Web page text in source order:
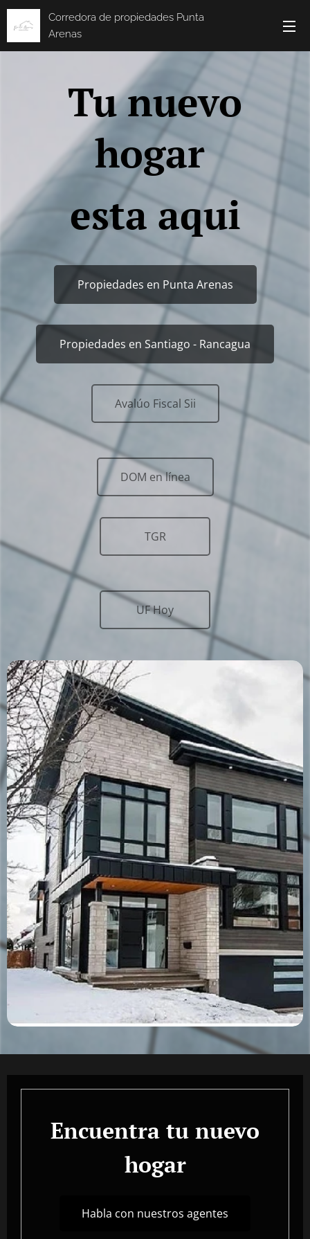
Corredora de propiedades Punta
Arenas
Tu nuevo
hogar
esta aqui
Propiedades en Punta Arenas
Propiedades en Santiago - Rancagua
Avalúo Fiscal Sii
DOM en línea
TGR
UF Hoy
Encuentra tu nuevo
hogar
Habla con nuestros agentes